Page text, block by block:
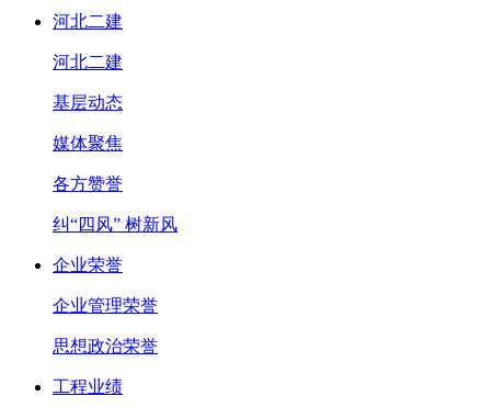
河北二建
河北二建
基层动态
媒体聚焦
各方赞誉
纠“四风” 树新风
企业荣誉
企业管理荣誉
思想政治荣誉
工程业绩